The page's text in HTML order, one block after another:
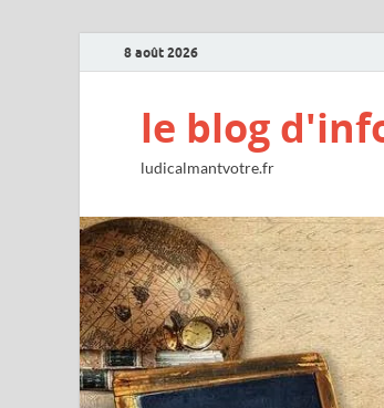
8 août 2026
le blog
ludicalmantvotre.fr